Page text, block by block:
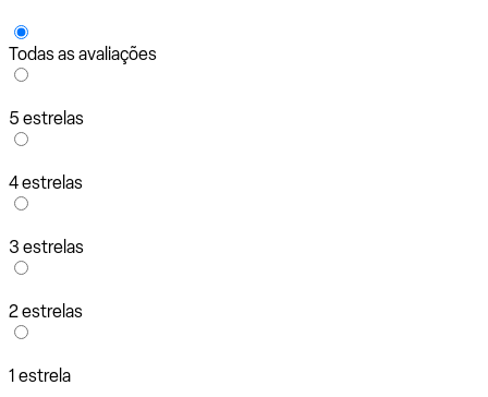
Todas as avaliações
5 estrelas
4 estrelas
3 estrelas
2 estrelas
1 estrela